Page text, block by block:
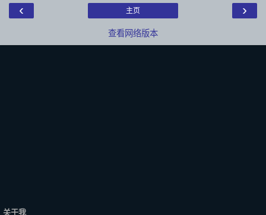
‹ ›
主页
查看网络版本
关于我